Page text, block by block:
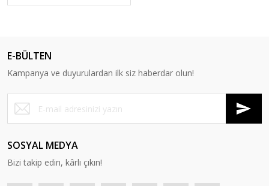
E-BÜLTEN
Kampanya ve duyurulardan ilk siz haberdar olun!
SOSYAL MEDYA
Bizi takip edin, kârlı çıkın!